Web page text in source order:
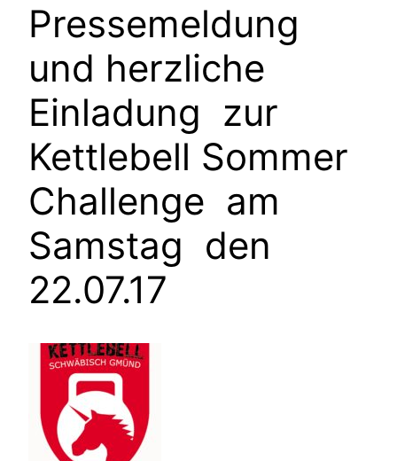
Pressemeldung
und herzliche
Einladung zur
Kettlebell Sommer
Challenge am
Samstag den
22.07.17